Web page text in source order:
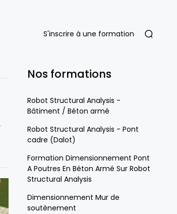
S'inscrire à une formation
Nos formations
Robot Structural Analysis -
Bâtiment / Béton armé
Robot Structural Analysis - Pont
cadre (Dalot)
Formation Dimensionnement Pont
A Poutres En Béton Armé Sur Robot
Structural Analysis
Dimensionnement Mur de
soutènement